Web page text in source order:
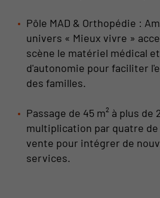
Pôle MAD & Orthopédie :
univers « Mieux vivre »
scène le matériel médical
d'autonomie pour faciliter
des familles.
Passage de 45 m² à plus de
multiplication par quatre de
vente pour intégrer de
services.